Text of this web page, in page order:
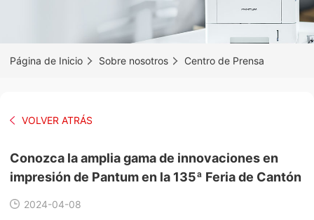
Página de Inicio Sobre nosotros Centro de Prensa
VOLVER ATRÁS
Conozca la amplia gama de innovaciones en
impresión de Pantum en la 135ª Feria de Cantón
2024-04-08